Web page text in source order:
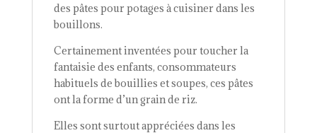
des pâtes pour potages à cuisiner dans les
bouillons.
Certainement inventées pour toucher la
fantaisie des enfants, consommateurs
habituels de bouillies et soupes, ces pâtes
ont la forme d’un grain de riz.
Elles sont surtout appréciées dans les